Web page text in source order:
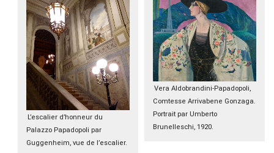
L’escalier d’honneur du
Palazzo Papadopoli par
Guggenheim, vue de l’escalier.
Vera Aldobrandini-Papadopoli,
Comtesse Arrivabene Gonzaga.
Portrait par Umberto
Brunelleschi, 1920.